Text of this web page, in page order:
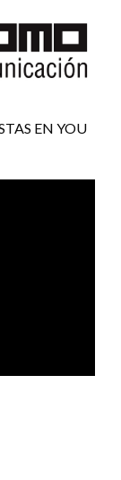
EN YOU